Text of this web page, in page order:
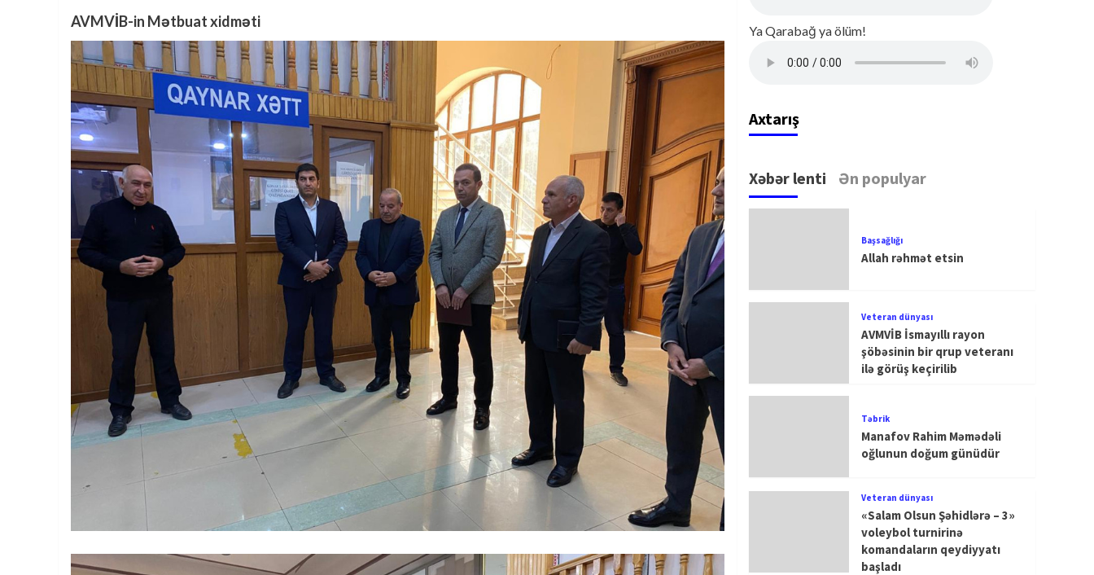
AVMVİB-in Mətbuat xidməti
Ya Qarabağ ya ölüm!
Axtarış
Xəbər lenti Ən populyar
Başsağlığı
Allah rəhmət etsin
Veteran dünyası
AVMVİB İsmayıllı rayon
şöbəsinin bir qrup veteranı
ilə görüş keçirilib
Təbrik
Manafov Rahim Məmədəli
oğlunun doğum günüdür
Veteran dünyası
«Salam Olsun Şəhidlərə – 3»
voleybol turnirinə
komandaların qeydiyyatı
başladı